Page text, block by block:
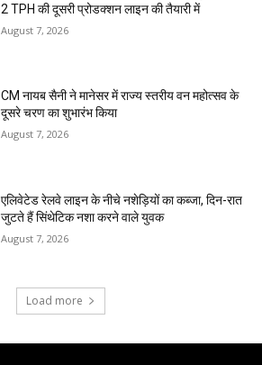
2 TPH की दूसरी प्रोडक्शन लाइन की तैयारी में
August 7, 2026
CM नायब सैनी ने मानेसर में राज्य स्तरीय वन महोत्सव के
दूसरे चरण का शुभारंभ किया
August 7, 2026
एलिवेटेड रेलवे लाइन के नीचे नशेड़ियों का कब्जा, दिन-रात
जुटते हैं सिंथेटिक नशा करने वाले युवक
August 7, 2026
Load more